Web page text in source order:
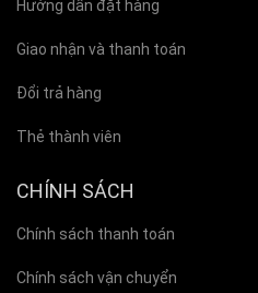
Hướng dẫn đặt hàng
Giao nhận và thanh toán
Đổi trả hàng
Thẻ thành viên
CHÍNH SÁCH
Chính sách thanh toán
Chính sách vận chuyển